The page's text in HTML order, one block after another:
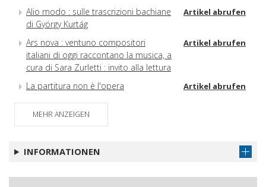
Alio modo : sulle trascrizioni bachiane
di György Kurtág
Artikel abrufen
Ars nova : ventuno compositori
italiani di oggi raccontano la musica, a
cura di Sara Zurletti : invito alla lettura
Artikel abrufen
La partitura non è l'opera Artikel abrufen
Come dovrebbe essere una rivista di
musica contemporanea oggi :
sondaggio n. 1 : opinioni e proposte
MEHR ANZEIGEN
INFORMATIONEN